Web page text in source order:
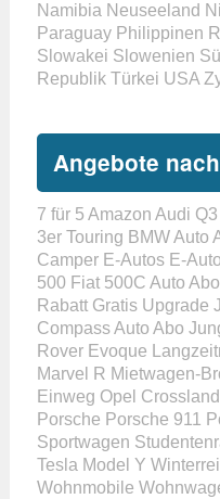
Namibia Neuseeland
Paraguay Philippinen
Slowakei Slowenien
Republik Türkei USA
Angebote
7 für 5 Amazon Audi
3er Touring BMW Auto
Camper E-Autos E-
500 Fiat 500C Auto Abo
Rabatt Gratis Upgrade
Compass Auto Abo
Rover Evoque
Marvel R Mietwagen-
Einweg Opel Crossland
Porsche Porsche 911
Sportwagen
Tesla Model Y
Wohnmobile